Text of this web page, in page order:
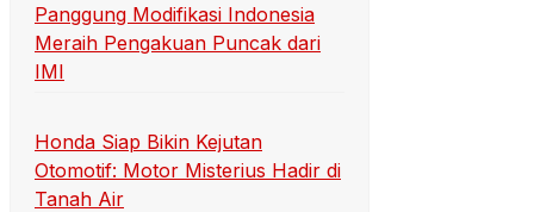
Panggung Modifikasi Indonesia
Meraih Pengakuan Puncak dari
IMI
Honda Siap Bikin Kejutan
Otomotif: Motor Misterius Hadir di
Tanah Air